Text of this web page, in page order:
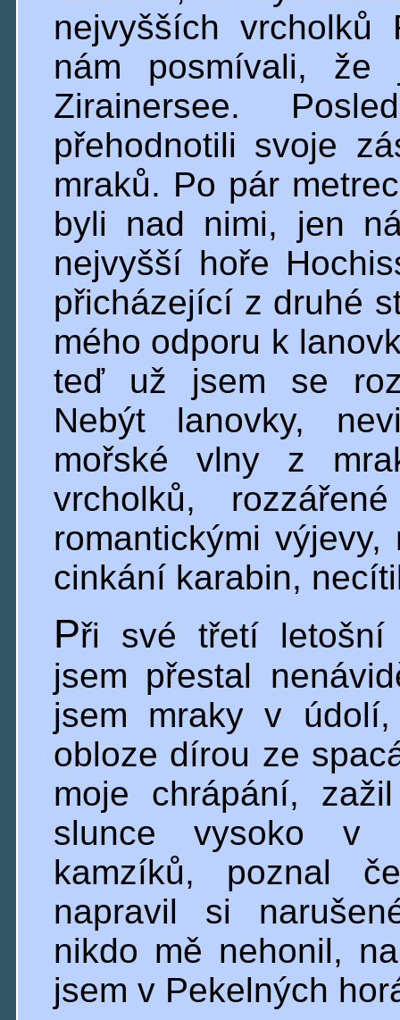
nejvyšších vrcholků
nám posmívali,
Zirainersee.
přehodnotili svoje
mraků. Po pár
byli nad nimi, jen
nejvyšší hoře
přicházející z druhé
mého odporu k
teď už jsem se
Nebýt lanovky,
mořské vlny z
vrcholků,
romantickými
cinkání karabin,
Při své třetí letošní
jsem přestal
jsem mraky v
obloze dírou ze
moje chrápání,
slunce vysoko v
kamzíků, poznal
napravil si
nikdo mě nehonil,
jsem v Pekelných